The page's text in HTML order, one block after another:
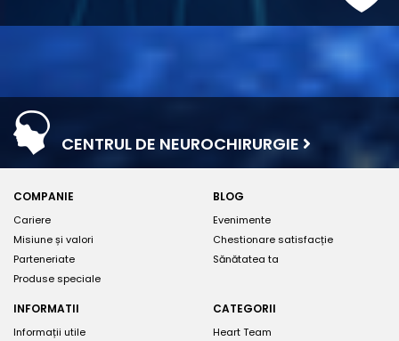
CENTRUL DE NEUROCHIRURGIE
COMPANIE
Cariere
Misiune și valori
Parteneriate
Produse speciale
BLOG
Evenimente
Chestionare satisfacție
Sănătatea ta
INFORMATII
Informații utile
CATEGORII
Heart Team